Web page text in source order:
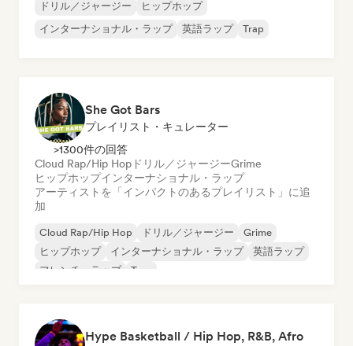
ドリル／ジャージー
ヒップホップ
インターナショナル・ラップ
英語ラップ Trap
She Got Bars
プレイリスト・キュレーター
>1300件の回答
Cloud Rap/Hip Hop ドリル／ジャージーGrime
ヒップホップインターナショナル・ラップ
アーティストを「インパクトのあるプレイリスト」に追
加
Cloud Rap/Hip Hop ドリル／ジャージー
Grime
ヒップホップ
インターナショナル・ラップ
英語ラップ
フレンチ・ラップ
Trap
Hype Basketball / Hip Hop, R&B, Afro